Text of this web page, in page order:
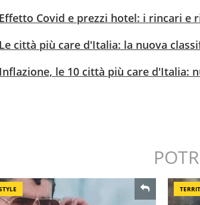
Effetto Covid e prezzi hotel: i rincari e
Le città più care d'Italia: la nuova
Inflazione, le 10 città più care d'Italia: